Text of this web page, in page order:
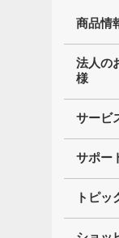
商品情
法人の
様
サービ
サポー
トピッ